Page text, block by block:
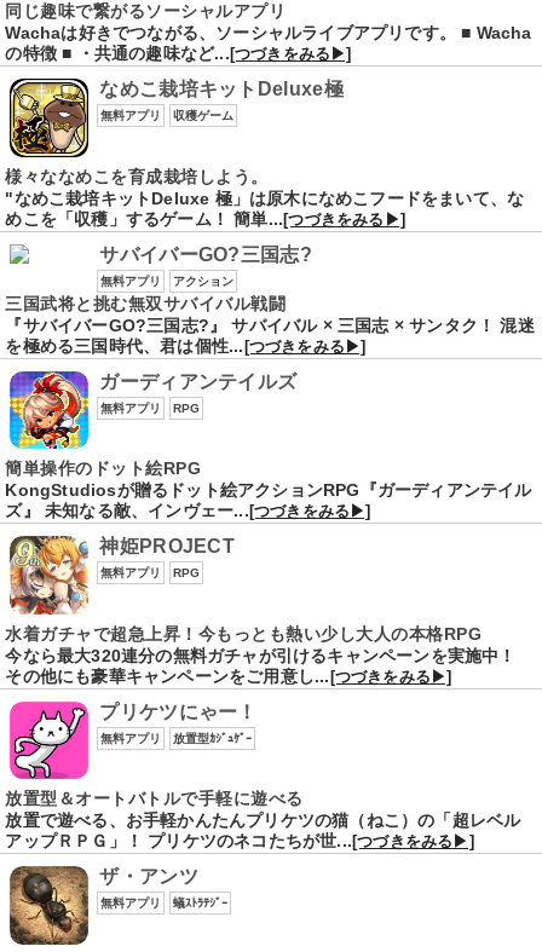
同じ趣味で繋がるソーシャルアプリ
Wachaは好きでつながる、ソーシャルライブアプリです。 ■ Wacha
の特徴 ■ ・共通の趣味など... [つづきをみる▶]
なめこ栽培キットDeluxe極
無料アプリ 収穫ゲーム
様々ななめこを育成栽培しよう。
"なめこ栽培キットDeluxe 極」は原木になめこフードをまいて、な
めこを「収穫」するゲーム！ 簡単...[つづきをみる▶]
サバイバーGO?三国志?
無料アプリ アクション
三国武将と挑む無双サバイバル戦闘
『サバイバーGO?三国志?』 サバイバル × 三国志 × サンタク！ 混迷
を極める三国時代、君は個性...[つづきをみる▶]
ガーディアンテイルズ
無料アプリ RPG
簡単操作のドット絵RPG
KongStudiosが贈るドット絵アクションRPG『ガーディアンテイル
ズ』 未知なる敵、インヴェー... [つづきをみる▶]
神姫PROJECT
無料アプリ RPG
水着ガチャで超急上昇！今もっとも熱い少し大人の本格RPG
今なら最大320連分の無料ガチャが引けるキャンペーンを実施中！
その他にも豪華キャンペーンをご用意し...[つづきをみる▶]
プリケツにゃー！
無料アプリ 放置型ｶｼﾞｭｹﾞｰ
放置型＆オートバトルで手軽に遊べる
放置で遊べる、お手軽かんたんプリケツの猫（ねこ）の「超レベル
アップＲＰＧ」！ プリケツのネコたちが世...[つづきをみる▶]
ザ・アンツ
無料アプリ 蟻ｽﾄﾗﾃｼﾞｰ